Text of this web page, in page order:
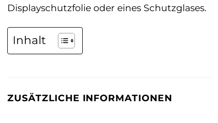
Displayschutzfolie oder eines Schutzglases.
Inhalt
ZUSÄTZLICHE INFORMATIONEN